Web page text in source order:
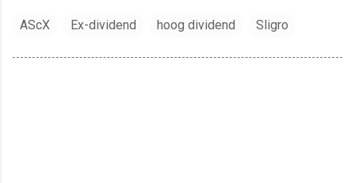
AScX Ex-dividend hoog dividend Sligro